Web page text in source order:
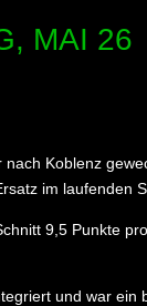
MAI 26
Koblenz
im laufenden
9,5 Punkte
und war